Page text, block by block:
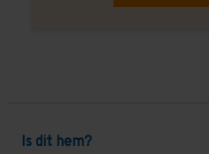
Is dit hem?